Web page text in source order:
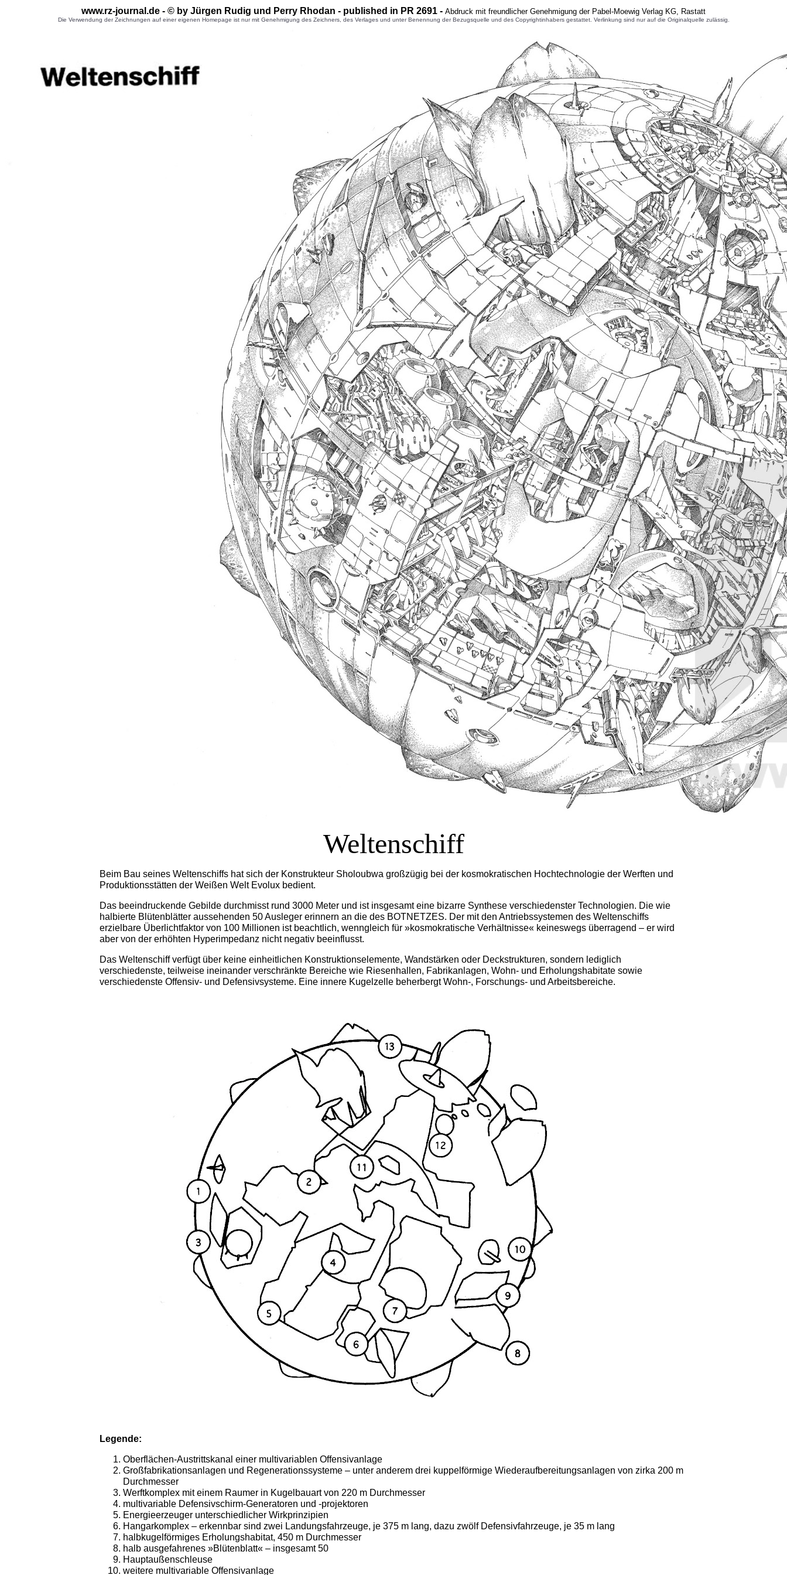
www.rz-journal.de - © by Jürgen Rudig und Perry Rhodan - published in PR 2691 - Abdruck mit freundlicher Genehmigung der Pabel-Moewig Verlag KG, Rastatt
Die Verwendung der Zeichnungen auf einer eigenen Homepage ist nur mit Genehmigung des Zeichners, des Verlages und unter Benennung der Bezugsquelle und des Copyrightinhabers gestattet. Verlinkung sind nur auf die Originalquelle zulässig.
Weltenschiff
Beim Bau seines Weltenschiffs hat sich der Konstrukteur Sholoubwa großzügig bei der kosmokratischen Hochtechnologie der Werften und
Produktionsstätten der Weißen Welt Evolux bedient.
Das beeindruckende Gebilde durchmisst rund 3000 Meter und ist insgesamt eine bizarre Synthese verschiedenster Technologien. Die wie
halbierte Blütenblätter aussehenden 50 Ausleger erinnern an die des BOTNETZES. Der mit den Antriebssystemen des Weltenschiffs
erzielbare Überlichtfaktor von 100 Millionen ist beachtlich, wenngleich für »kosmokratische Verhältnisse« keineswegs überragend – er wird
aber von der erhöhten Hyperimpedanz nicht negativ beeinflusst.
Das Weltenschiff verfügt über keine einheitlichen Konstruktionselemente, Wandstärken oder Deckstrukturen, sondern lediglich
verschiedenste, teilweise ineinander verschränkte Bereiche wie Riesenhallen, Fabrikanlagen, Wohn- und Erholungshabitate sowie
verschiedenste Offensiv- und Defensivsysteme. Eine innere Kugelzelle beherbergt Wohn-, Forschungs- und Arbeitsbereiche.
Legende:
Oberflächen-Austrittskanal einer multivariablen Offensivanlage
Großfabrikationsanlagen und Regenerationssysteme – unter anderem drei kuppelförmige Wiederaufbereitungsanlagen von zirka 200 m
Durchmesser
Werftkomplex mit einem Raumer in Kugelbauart von 220 m Durchmesser
multivariable Defensivschirm-Generatoren und -projektoren
Energieerzeuger unterschiedlicher Wirkprinzipien
Hangarkomplex – erkennbar sind zwei Landungsfahrzeuge, je 375 m lang, dazu zwölf Defensivfahrzeuge, je 35 m lang
halbkugelförmiges Erholungshabitat, 450 m Durchmesser
halb ausgefahrenes »Blütenblatt« – insgesamt 50
Hauptaußenschleuse
weitere multivariable Offensivanlage